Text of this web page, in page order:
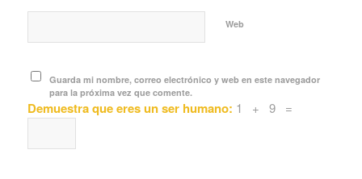
Web
Guarda mi nombre, correo electrónico y web en este navegador
para la próxima vez que comente.
Demuestra que eres un ser humano: 1 + 9 =